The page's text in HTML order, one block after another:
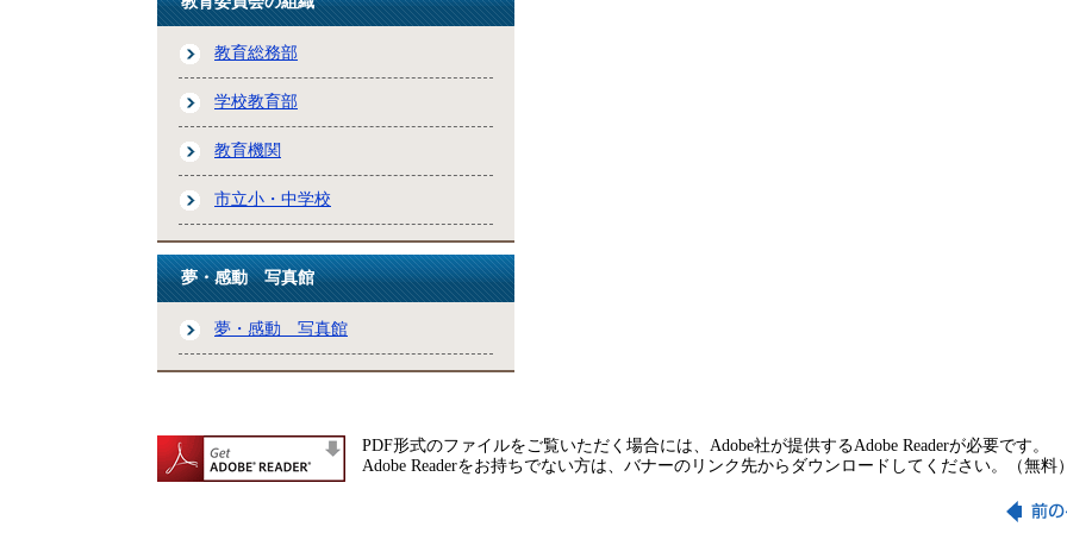
教育総務部
学校教育部
教育機関
市立小・中学校
夢・感動 写真館
夢・感動 写真館
PDF形式のファイルをご覧いただく場合には、Adobe社が提供するAdobe Readerが必要です。
Adobe Readerをお持ちでない方は、バナーのリンク先からダウンロードしてください。（無料